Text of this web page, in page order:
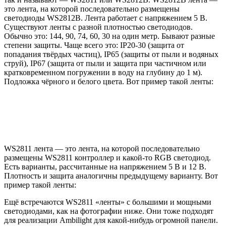
это лента, на которой последовательно размещены
светодиоды WS2812B. Лента работает с напряжением 5 В.
Существуют ленты с разной плотностью светодиодов.
Обычно это: 144, 90, 74, 60, 30 на один метр. Бывают разные
степени защиты. Чаще всего это: IP20-30 (защита от
попадания твёрдых частиц), IP65 (защиты от пыли и водяных
струй), IP67 (защита от пыли и защита при частичном или
кратковременном погружении в воду на глубину до 1 м).
Подложка чёрного и белого цвета. Вот пример такой ленты:
WS2811 лента — это лента, на которой последовательно
размещены WS2811 контроллер и какой-то RGB светодиод.
Есть варианты, рассчитанные на напряжением 5 В и 12 В.
Плотность и защита аналогичны предыдущему варианту. Вот
пример такой ленты:
Ещё встречаются WS2811 «ленты» с большими и мощными
светодиодами, как на фотографии ниже. Они тоже подходят
для реализации Ambilight для какой-нибудь огромной панели.